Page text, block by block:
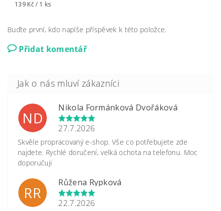
139 Kč / 1 ks
Buďte první, kdo napíše příspěvek k této položce.
Přidat komentář
ND
Nikola Formánková Dvořáková
27.7.2026
Skvěle propracovaný e-shop. Vše co potřebujete zde
najdete. Rychlé doručení, velká ochota na telefonu. Moc
doporučuji
RR
Růžena Rypková
22.7.2026